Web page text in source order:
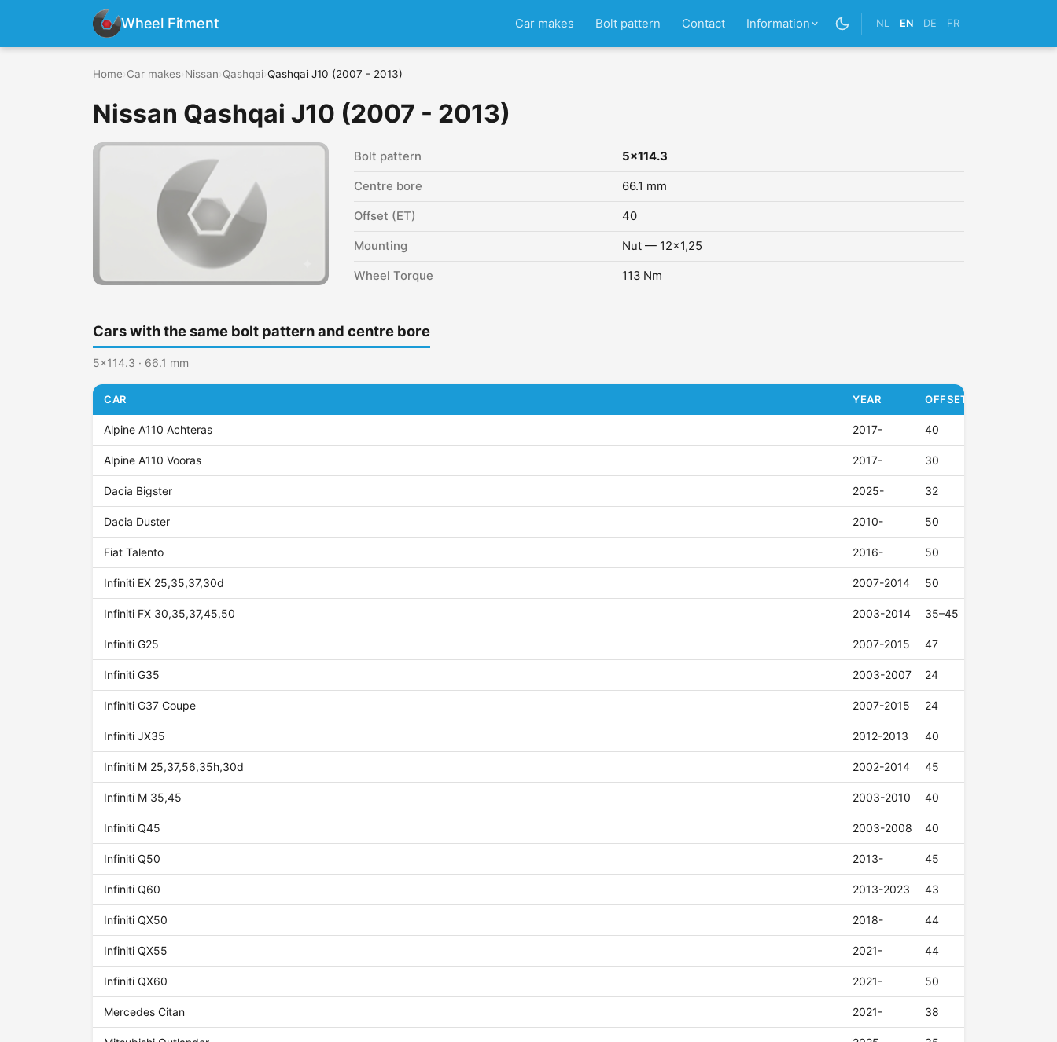
Wheel Fitment Car makes Bolt pattern Contact Information NL EN DE FR
Home Car makes Nissan Qashqai Qashqai J10 (2007 - 2013)
Nissan Qashqai J10 (2007 - 2013)
Bolt pattern 5x114.3
Centre bore 66.1 mm
Offset (ET) 40
Mounting Nut — 12x1,25
Wheel Torque 113 Nm
Cars with the same bolt pattern and centre bore
5x114.3 · 66.1 mm
CAR YEAR OFFSET (ET)
Alpine A110 Achteras 2017- 40
Alpine A110 Vooras 2017- 30
Dacia Bigster 2025- 32
Dacia Duster 2010- 50
Fiat Talento 2016- 50
Infiniti EX 25,35,37,30d 2007-2014 50
Infiniti FX 30,35,37,45,50 2003-2014 35–45
Infiniti G25 2007-2015 47
Infiniti G35 2003-2007 24
Infiniti G37 Coupe 2007-2015 24
Infiniti JX35 2012-2013 40
Infiniti M 25,37,56,35h,30d 2002-2014 45
Infiniti M 35,45 2003-2010 40
Infiniti Q45 2003-2008 40
Infiniti Q50 2013- 45
Infiniti Q60 2013-2023 43
Infiniti QX50 2018- 44
Infiniti QX55 2021- 44
Infiniti QX60 2021- 50
Mercedes Citan 2021- 38